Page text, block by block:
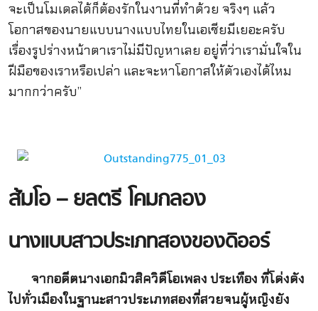
จะเป็นโมเดลได้ก็ต้องรักในงานที่ทำด้วย จริงๆ แล้ว
โอกาสของนายแบบนางแบบไทยในเอเชียมีเยอะครับ
เรื่องรูปร่างหน้าตาเราไม่มีปัญหาเลย อยู่ที่ว่าเรามั่นใจใน
ฝีมือของเราหรือเปล่า และจะหาโอกาสให้ตัวเองได้ไหม
มากกว่าครับ”
ส้มโอ – ยลตรี โคมกลอง
นางแบบสาวประเภทสองของดิออร์
จากอดีตนางเอกมิวสิควิดีโอเพลง ประเทือง ที่โด่งดัง
ไปทั่วเมืองในฐานะสาวประเภทสองที่สวยจนผู้หญิงยัง